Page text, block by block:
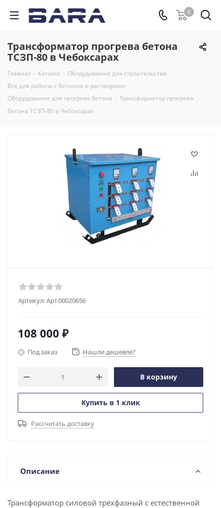
0
Трансформатор прогрева бетона
ТСЗП-80 в Чебоксарах
Главная - Каталог - Оборудование для строительства -
Все для работы с бетоном и растворами -
Оборудование для прогрева бетона - Трансформатор прогрева
бетона ТСЗП-80 в Чебоксарах
Артикул:Арт.00020656
108 000 ₽
Под заказ Нашли дешевле?
В корзину
Купить в 1 клик
Рассчитать доставку
Описание
Трансформатор силовой трёхфазный с естественной